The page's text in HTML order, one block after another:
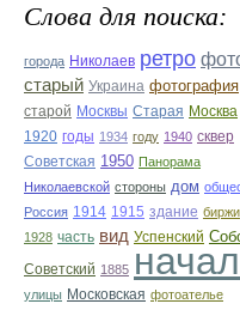
Слова для поиска:
города Николаев ретро
старый Украина фотография
старой Москвы Старая Москва
1920 годы 1934 году 1940 сквер
Советская 1950 Панорама
Николаевской стороны дом
Россия 1914 1915 здание биржи
1928 часть вид Успенский
Советский 1885
улицы Московская фотоателье